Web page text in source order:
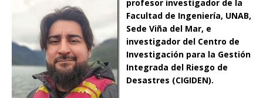
profesor investigador de la
Facultad de Ingeniería, UNAB,
Sede Viña del Mar, e
investigador del Centro de
Investigación para la Gestión
Integrada del Riesgo de
Desastres (CIGIDEN).